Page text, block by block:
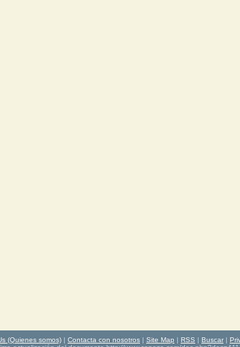
(Quienes somos) | Contacta con nosotros | Site Map | RSS | Buscar |